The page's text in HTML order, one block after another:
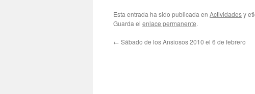
Esta entrada ha sido publicada en Actividadesy
Guarda el enlace permanente.
← Sábado de los Ansiosos 2010 el 6 de febrero